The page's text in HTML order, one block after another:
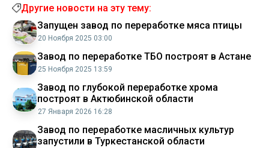
Другие новости на эту тему:
Запущен завод по переработке мяса птицы
20 Ноября 2025 03:00
Завод по переработке ТБО построят в Астане
25 Ноября 2025 13:59
Завод по глубокой переработке хрома
построят в Актюбинской области
27 Января 2026 16:28
Завод по переработке масличных культур
запустили в Туркестанской области